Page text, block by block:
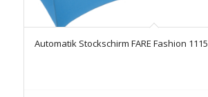
Automatik Stockschirm FARE Fashion 1115